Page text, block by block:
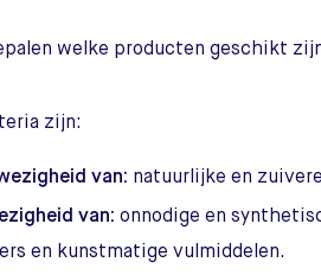
welke producten geschikt
zijn:
van: natuurlijke en
van: onnodige en
en kunstmatige vulmiddelen.